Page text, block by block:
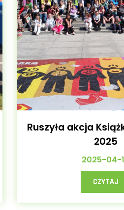
Ruszyła akcja
2025
2025-04-
CZYTAJ